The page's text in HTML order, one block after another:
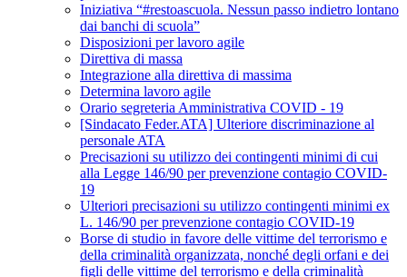
Iniziativa “#restoascuola. Nessun passo indietro lontano
dai banchi di scuola”
Disposizioni per lavoro agile
Direttiva di massa
Integrazione alla direttiva di massima
Determina lavoro agile
Orario segreteria Amministrativa COVID - 19
[Sindacato Feder.ATA] Ulteriore discriminazione al
personale ATA
Precisazioni su utilizzo dei contingenti minimi di cui
alla Legge 146/90 per prevenzione contagio COVID-
19
Ulteriori precisazioni su utilizzo contingenti minimi ex
L. 146/90 per prevenzione contagio COVID-19
Borse di studio in favore delle vittime del terrorismo e
della criminalità organizzata, nonché degli orfani e dei
figli delle vittime del terrorismo e della criminalità